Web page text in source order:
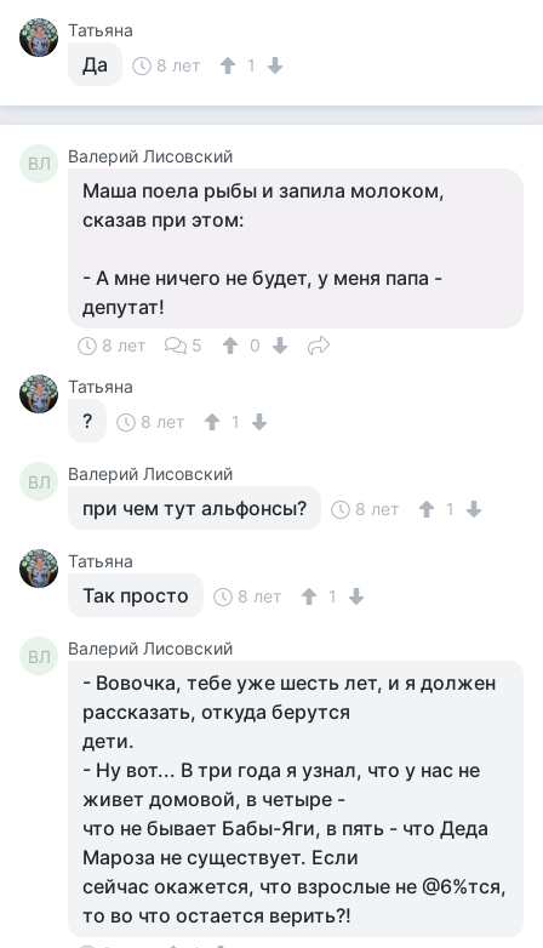
Татьяна
Да 8 лет 1
ВЛ Валерий Лисовский
Маша поела рыбы и запила молоком,
сказав при этом:
- А мне ничего не будет, у меня папа -
депутат!
8 лет 5
0
Татьяна
? 8 лет 1
ВЛ Валерий Лисовский
при чем тут альфонсы? 8 лет 1
Татьяна
Так просто 8 лет 1
ВЛ Валерий Лисовский
- Вовочка, тебе уже шесть лет, и я должен
рассказать, откуда берутся
дети.
- Ну вот... В три года я узнал, что у нас не
живет домовой, в четыре -
что не бывает Бабы-Яги, в пять - что Деда
Мароза не существует. Если
сейчас окажется, что взрослые не @6%тся,
то во что остается верить?!